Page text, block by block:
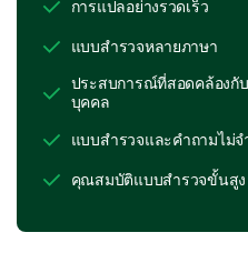
บริการลูกค้า
รีวิวและคำแนะนำ
การแปลอย่างรวดเร็ว
แบบสำรวจหลายภาษา
ประสบการณ์ที่สอดคล้องกั
บุคคล
แบบสำรวจและคำถามไม่จ
คุณสมบัติแบบสำรวจขั้นสูง